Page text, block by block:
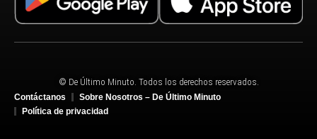
© De Último Minuto. Todos los derechos reservados.
Contáctanos
Sobre Nosotros – De Último Minuto
Política de privacidad